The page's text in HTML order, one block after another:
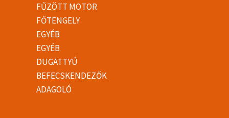
FŰZÖTT MOTOR
FŐTENGELY
EGYÉB
EGYÉB
DUGATTYÚ
BEFECSKENDEZŐK
ADAGOLÓ